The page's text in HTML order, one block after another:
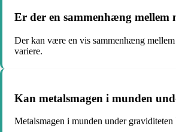
Er der en sammenhæng mellem
Der kan være en vis sammenhæng
variere.
Kan metalsmagen i munden
Metalsmagen i munden under